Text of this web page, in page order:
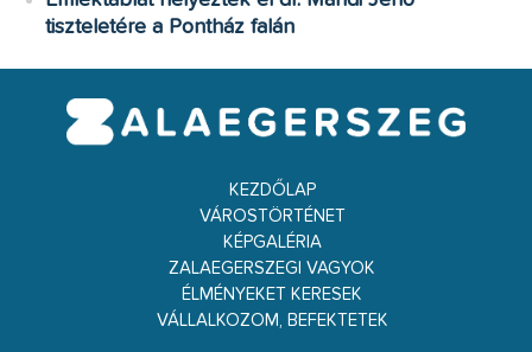
tiszteletére a Pontház falán
KEZDŐLAP
VÁROSTÖRTÉNET
KÉPGALÉRIA
ZALAEGERSZEGI VAGYOK
ÉLMÉNYEKET KERESEK
VÁLLALKOZOM, BEFEKTETEK